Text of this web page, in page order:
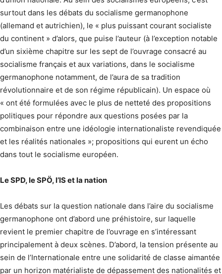
surtout dans les débats du socialisme germanophone
(allemand et autrichien), le « plus puissant courant socialiste
du continent » d’alors, que puise l’auteur (à l’exception notable
d’un sixième chapitre sur les sept de l’ouvrage consacré au
socialisme français et aux variations, dans le socialisme
germanophone notamment, de l’aura de sa tradition
révolutionnaire et de son régime républicain). Un espace où
« ont été formulées avec le plus de netteté des propositions
politiques pour répondre aux questions posées par la
combinaison entre une idéologie internationaliste revendiquée
et les réalités nationales »; propositions qui eurent un écho
dans tout le socialisme européen.
Le SPD, le SPÖ, l’IS et la nation
Les débats sur la question nationale dans l’aire du socialisme
germanophone ont d’abord une préhistoire, sur laquelle
revient le premier chapitre de l’ouvrage en s’intéressant
principalement à deux scènes. D’abord, la tension présente au
sein de l’Internationale entre une solidarité de classe aimantée
par un horizon matérialiste de dépassement des nationalités et